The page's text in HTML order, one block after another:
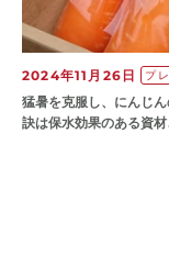
2024年11月26日 プ
猛暑を克服し、にんじ
訣は保水効果のある資